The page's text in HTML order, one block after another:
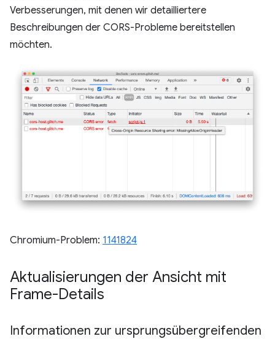
Verbesserungen, mit denen wir detailliertere
Beschreibungen der CORS-Probleme bereitstellen
möchten.
Chromium-Problem: 1141824
Aktualisierungen der Ansicht mit
Frame-Details
Informationen zur ursprungsübergreifenden